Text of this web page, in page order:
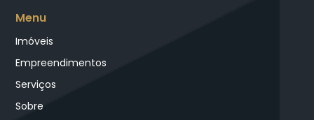
Menu
Imóveis
Empreendimentos
Serviços
Sobre